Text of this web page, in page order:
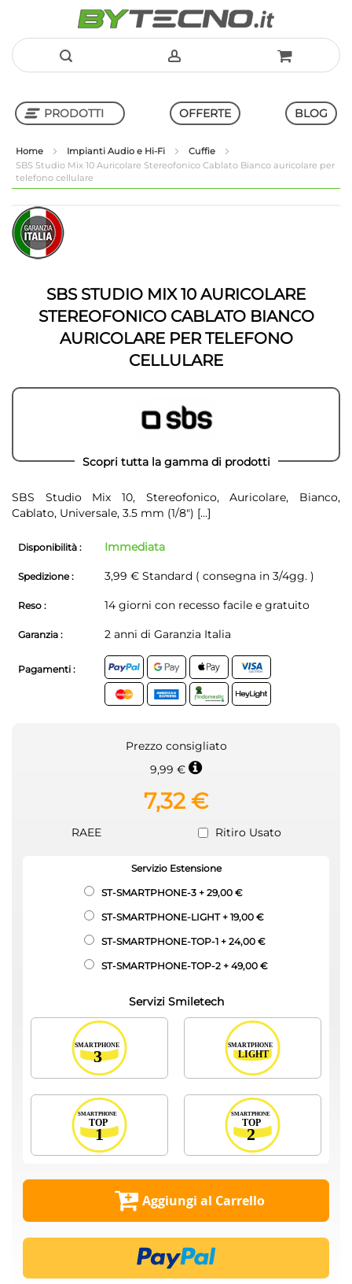
al
PRODOTTI
Shop in Shop
OFFERTE BLOG
Home Impianti Audio e Hi-Fi
Cuffie
SBS Studio Mix 10 Auricolare Stereofonico Cablato Bianco auricolare per
telefono cellulare
Vai
alla
fine
della
Vai
all'inizio
della
galleria
immaginiSBS STUDIO MIX 10 AURICOLARE
STEREOFONICO CABLATO BIANCO
AURICOLARE PER TELEFONO
CELLULARE
Scopri tutta la gamma di prodotti
SBS Studio Mix 10, Stereofonico, Auricolare, Bianco,
Cablato, Universale, 3.5 mm (1/8") [...]
Disponibilità : Immediata
Spedizione : 3,99 € Standard ( consegna in 3/4gg. )
Reso : 14 giorni con recesso facile e gratuito
Garanzia : 2 anni di Garanzia Italia
Pagamenti :
Prezzo consigliato
9,99 €
7,32 €
RAEE Ritiro Usato
Servizio Estensione
ST-SMARTPHONE-3 + 29,00 €
ST-SMARTPHONE-LIGHT+ 19,00 €
ST-SMARTPHONE-TOP-1 + 24,00 €
ST-SMARTPHONE-TOP-2 + 49,00 €
Servizi Smiletech
Aggiungi al Carrello